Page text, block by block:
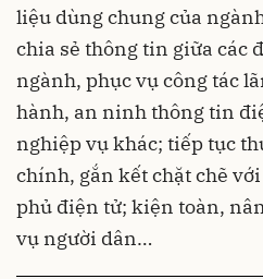
liệu dùng chung của
chia sẻ thông tin giữa các
ngành, phục vụ công tác
hành, an ninh thông tin
nghiệp vụ khác; tiếp tục
chính, gắn kết chặt chẽ
phủ điện tử; kiện toàn,
vụ người dân…